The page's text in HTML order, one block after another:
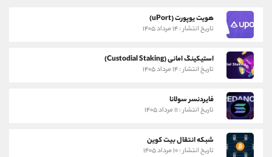
هویت یوپورت (uPort)
تاریخ انتشار : ۱۴ مرداد ۱۴۰۵
استیکینگ امانی (Custodial Staking)
تاریخ انتشار : ۱۴ مرداد ۱۴۰۵
فایردنسر سولانا
تاریخ انتشار : ۱۱ مرداد ۱۴۰۵
شبکه انتقال بیت کوین
تاریخ انتشار : ۱۰ مرداد ۱۴۰۵